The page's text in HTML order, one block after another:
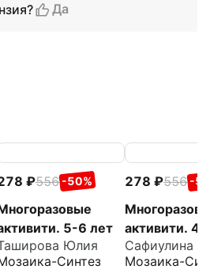
Да
556 -50%
5-6 лет
Юлия
Синтез
278 556 -
активити. 4-
Сафиулина
Мозаика-